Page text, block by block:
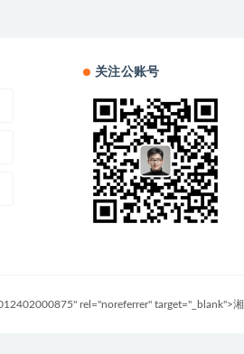
关注公账号
rel="noreferrer" target="_blank">